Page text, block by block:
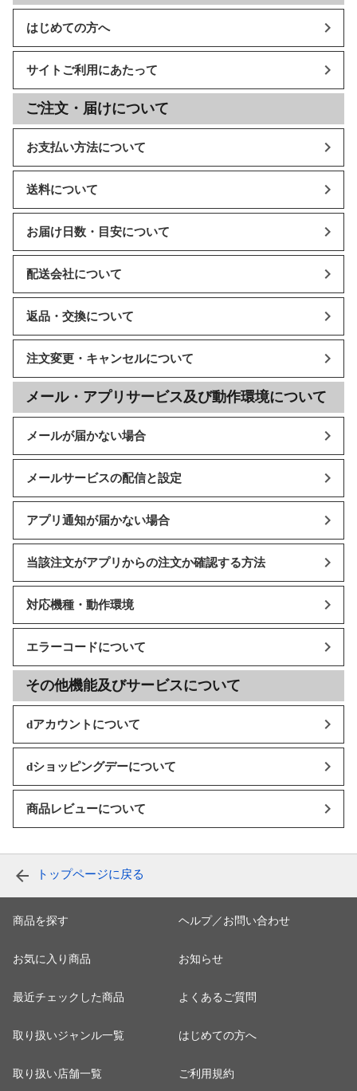
はじめての方へ
サイトご利用にあたって
ご注文・届けについて
お支払い方法について
送料について
お届け日数・目安について
配送会社について
返品・交換について
注文変更・キャンセルについて
メール・アプリサービス及び動作環境について
メールが届かない場合
メールサービスの配信と設定
アプリ通知が届かない場合
当該注文がアプリからの注文か確認する方法
対応機種・動作環境
エラーコードについて
その他機能及びサービスについて
dアカウントについて
dショッピングデーについて
商品レビューについて
トップページに戻る
商品を探す
お気に入り商品
最近チェックした商品
取り扱いジャンル一覧
取り扱い店舗一覧
ヘルプ／お問い合わせ
お知らせ
よくあるご質問
はじめての方へ
ご利用規約